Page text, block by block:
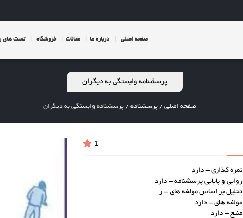
صفحه اصلی درباره ما مقالات فروشگاه تست های
پرسشنامه وابستگی به دیگران
صفحه اصلی / پرسشنامه / پرسشنامه وابستگی به دیگران
1
نمره گذاری - دارد
روایی و پایایی پرسشنامه - دارد
تحلیل بر اساس مولفه های - ر
مولفه های - دارد
منیع - دارد